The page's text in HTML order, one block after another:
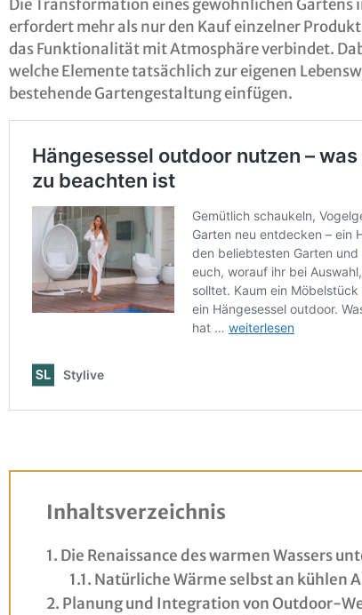
Die Transformation eines gewöhnlichen Gartens
erfordert mehr als nur den Kauf einzelner
das Funktionalität mit Atmosphäre verbindet.
welche Elemente tatsächlich zur eigenen
bestehende Gartengestaltung einfügen.
Inhaltsverzeichnis
Die Renaissance des warmen Wassers
Natürliche Wärme selbst an kühlen
Planung und Integration von Outdoor-